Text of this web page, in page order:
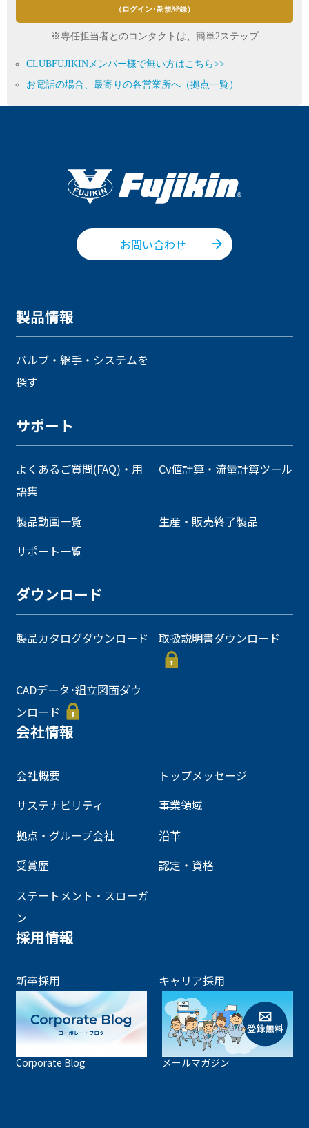
（ログイン･新規登録）
※専任担当者とのコンタクトは、簡単2ステップ
CLUBFUJIKINメンバー様で無い方はこちら>>
お電話の場合、最寄りの各営業所へ（拠点一覧）
お問い合わせ
製品情報
バルブ・継手・システムを
探す
サポート
よくあるご質問(FAQ)・用
語集
Cv値計算・流量計算ツール
製品動画一覧
生産・販売終了製品
サポート一覧
ダウンロード
製品カタログダウンロード 取扱説明書ダウンロード
CADデータ･組立図面ダウ
ンロード
会社情報
会社概要
トップメッセージ
サステナビリティ
事業領域
拠点・グループ会社
沿革
受賞歴
認定・資格
ステートメント・スローガ
ン
採用情報
新卒採用 キャリア採用
Corporate Blog メールマガジン